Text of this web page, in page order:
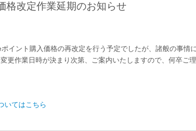
格改定作業延期のお知らせ
イント購入価格の再改定を行う予定でしたが、諸般の事情
更作業日時が決まり次第、ご案内いたしますので、何卒ご
いてはこちら